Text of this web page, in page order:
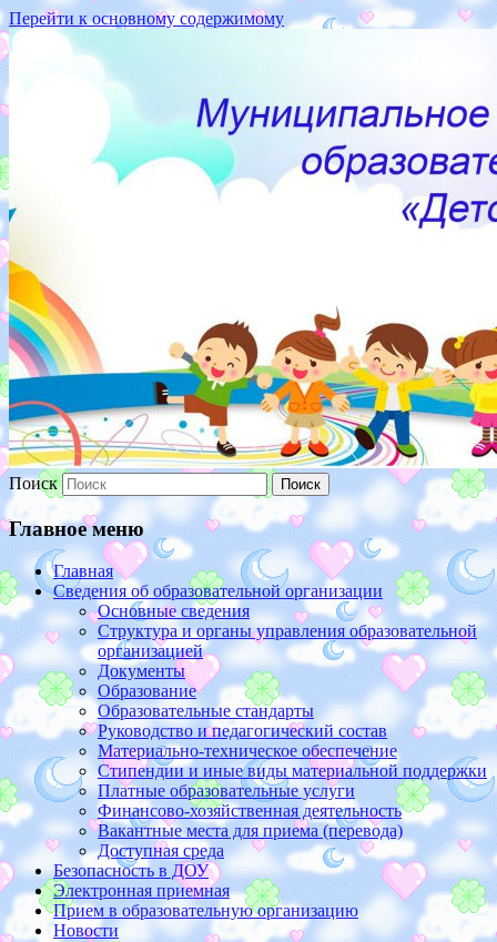
Перейти к основному содержимому
187110 Ленинградская
обл.,г.Кириши,ул.Волховская
набережная, д.16
Поиск
Главное меню
Главная
Сведения об образовательной организации
Основные сведения
Структура и органы управления образовательной
организацией
Документы
Образование
Образовательные стандарты
Руководство и педагогический состав
Материально-техническое обеспечение
Стипендии и иные виды материальной поддержки
Платные образовательные услуги
Финансово-хозяйственная деятельность
Вакантные места для приема (перевода)
Доступная среда
Безопасность в ДОУ
Электронная приемная
Прием в образовательную организацию
Новости